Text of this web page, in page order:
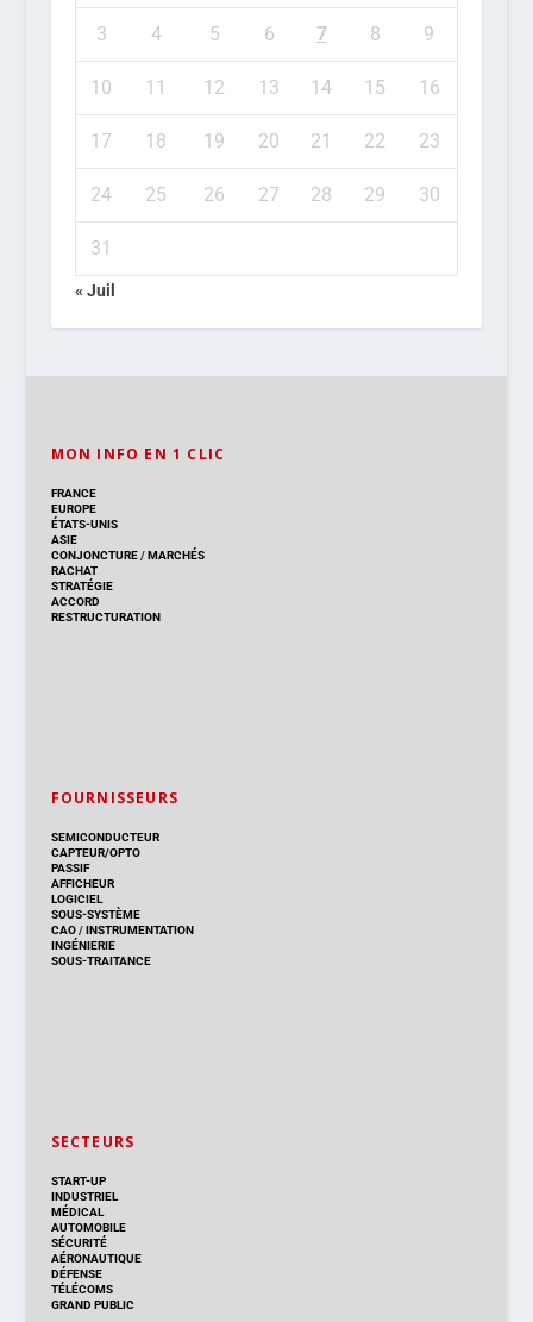
3 4 5 6 7 8 9
10 11 12 13 14 15 16
17 18 19 20 21 22 23
24 25 26 27 28 29 30
31
« Juil
MON INFO EN 1 CLIC
FRANCE
EUROPE
ÉTATS-UNIS
ASIE
CONJONCTURE/MARCHÉS
RACHAT
STRATÉGIE
ACCORD
RESTRUCTURATION
FOURNISSEURS
SEMICONDUCTEUR
CAPTEUR/OPTO
PASSIF
AFFICHEUR
LOGICIEL
SOUS-SYSTÈME
CAO/INSTRUMENTATION
INGÉNIERIE
SOUS-TRAITANCE
SECTEURS
START-UP
INDUSTRIEL
MÉDICAL
AUTOMOBILE
SÉCURITÉ
AÉRONAUTIQUE
DÉFENSE
TÉLÉCOMS
GRAND PUBLIC